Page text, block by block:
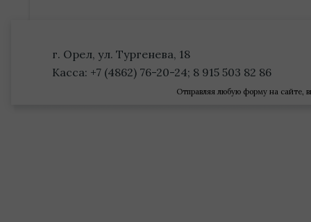
г. Орел, ул. Тургенева, 18
Касса: +7 (4862) 76-20-24; 8 915 503 82 86
Отправляя любую форму на сайте,